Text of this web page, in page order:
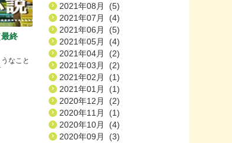
終
なこと
2021年08月 (5)
2021年07月 (4)
2021年06月 (5)
2021年05月 (4)
2021年04月 (2)
2021年03月 (2)
2021年02月 (1)
2021年01月 (1)
2020年12月 (2)
2020年11月 (1)
2020年10月 (4)
2020年09月 (3)